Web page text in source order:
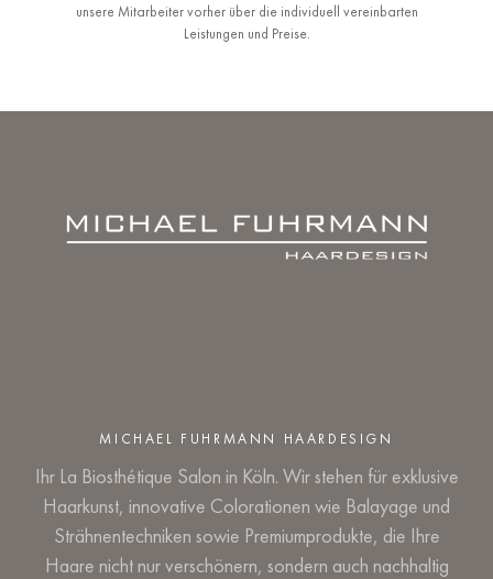
unsere Mitarbeiter vorher über die individuell vereinbarten
Leistungen und Preise.
MICHAEL FUHRMANN HAARDESIGN
Ihr La Biosthétique Salon in Köln. Wir stehen für exklusive
Haarkunst, innovative Colorationen wie Balayage und
Strähnentechniken sowie Premiumprodukte, die Ihre
Haare nicht nur verschönern, sondern auch nachhaltig